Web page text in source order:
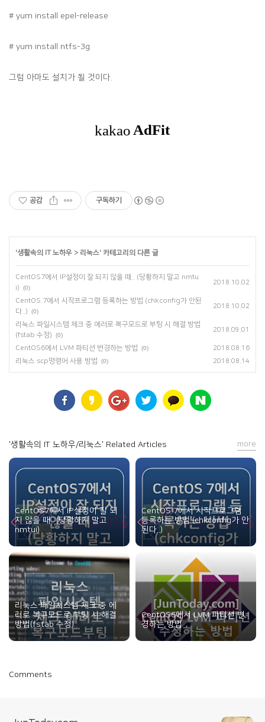
# yum install epel-release
# yum install ntfs-3g
그럼 아마도 설치가 될 것이다.
공감 구독하기
'생활속의 IT 노하우 > 리눅스' 카테고리의 다른 글
CentOS7에서 IP설정이 잘 되지 않을 때.. (당황하지 말고 nmtu
i)
(0)
2018.10.02
CentOS 7에서 시작프로그램 등록하는 방법 (chkconfig가 안된
다..)
(0)
2018.10.02
리눅스 파일시스템 체크 중 에러로 복구모드로 부팅 시 해결 방법
(fstab 수정)
(0)
2018.09.01
CentOS6에서 LVM 파티션 변경하는 방법 (0) 2018.08.16
리눅스 scp명령어 사용 방법 (0) 2018.08.14
'생활속의 IT 노하우/리눅스' Related Articles
CentOS7에서 IP설정이 잘 되
지 않을 때.. (당황하지 말고
nmtui)
CentOS 7에서 시작프로그램
등록하는 방법 (chkconfig가 안
된다..)
리눅스 파일시스템 체크 중 에
러로 복구모드로 부팅 시 해결
방법(fstab 수정)
CentOS6에서 LVM 파티션 변
경하는 방법
more
Comments